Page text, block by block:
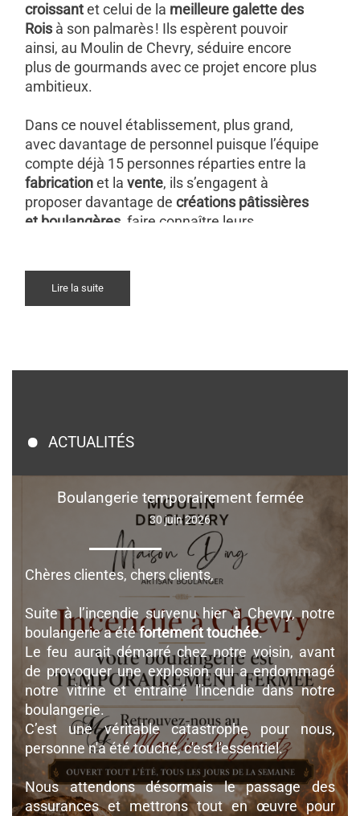
croissant et celui de la meilleure galette des
Rois à son palmarès ! Ils espèrent pouvoir
ainsi, au Moulin de Chevry, séduire encore
plus de gourmands avec ce projet encore plus
ambitieux.
Dans ce nouvel établissement, plus grand,
avec davantage de personnel puisque l’équipe
compte déjà 15 personnes réparties entre la
fabrication et la vente, ils s’engagent à
proposer davantage de créations pâtissières
et boulangères , faire connaître leurs
leur insuffle déjà des envies d’innover.
meunier mayennais de renom.
Leur spécialité à ne pas manquer ?
», unebaguette de tradition
goût unique du nom de Gaëtan Paris, célèbre
Meilleur Ouvrier de France qui a mis au point
une recette à base de levain 100 % naturel,
sans additifs, transmise à un cercle très
restreint d’artisans-boulangers dont Frédéric
fait partie.
Lire la suite
ACTUALITÉS
Boulangerie temporairement fermée
30 juin 2026
Chères clientes, chers clients,
Suite à l’incendie survenu hier à Chevry, notre
boulangerie a étéfortement touchée.
Le feu aurait démarré chez notre voisin, avant
de provoquer une explosion qui a endommagé
notre vitrine et entraîné l'incendie dans notre
boulangerie.
C’est une véritable catastrophe pour nous,
personne n'a été touché, c'est l'essentiel.
Nous attendons désormais le passage des
assurances et mettrons tout en œuvre pour